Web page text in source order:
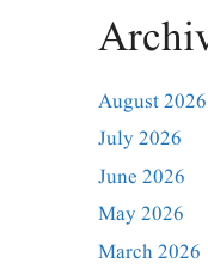
August 2026
July 2026
June 2026
May 2026
March 2026